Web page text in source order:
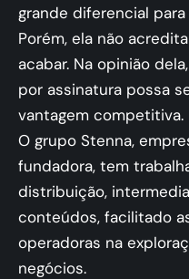
grande diferencial
Porém, ela não
acabar. Na opinião
por assinatura possa
vantagem competitiva.
O grupo Stenna,
fundadora, tem
distribuição,
conteúdos, facilitado
operadoras na
negócios.